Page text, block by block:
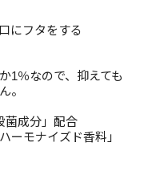
にフタをする
1％なので、抑えても
。
菌成分」配合
ーモナイズド香料」